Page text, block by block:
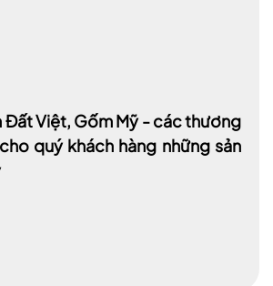
Đất Việt, Gốm Mỹ - các thương
quý khách hàng những sản